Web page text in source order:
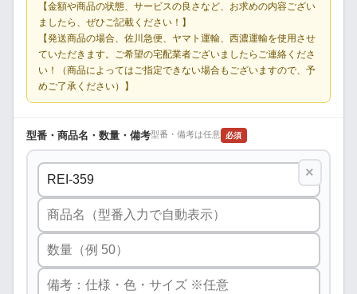
【金額や商品の状態、サービスの良さなど、お求めの内容ござい
ましたら、ぜひご記載ください！】
【発送商品の場合、佐川急便、ヤマト運輸、西濃運輸を使用させ
ていただきます。ご希望の宅配業者ございましたらご連絡くださ
い！（商品によってはご指定できない場合もございますので、予
めご了承ください）】
型番・商品名・数量・備考型番・備考は任意 必須
×